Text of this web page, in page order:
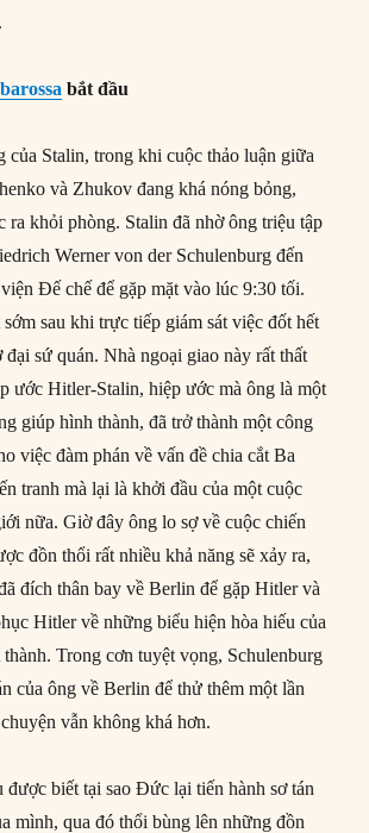
bắt đầu
của Stalin, trong khi cuộc thảo luận giữa
và Zhukov đang khá nóng bỏng,
ra khỏi phòng. Stalin đã nhờ ông triệu tập
Werner von der Schulenburg đến
Đế chế để gặp mặt vào lúc 9:30 tối.
sau khi trực tiếp giám sát việc đốt hết
đại sứ quán. Nhà ngoại giao này rất thất
ước Hitler-Stalin, hiệp ước mà ông là một
giúp hình thành, đã trở thành một công
việc đàm phán về vấn đề chia cắt Ba
tranh mà lại là khởi đầu của một cuộc
nữa. Giờ đây ông lo sợ về cuộc chiến
đồn thổi rất nhiều khả năng sẽ xảy ra,
đích thân bay về Berlin để gặp Hitler và
Hitler về những biểu hiện hòa hiếu của
Trong cơn tuyệt vọng, Schulenburg
của ông về Berlin để thử thêm một lần
vẫn không khá hơn.
được biết tại sao Đức lại tiến hành sơ tán
mình, qua đó thổi bùng lên những đồn